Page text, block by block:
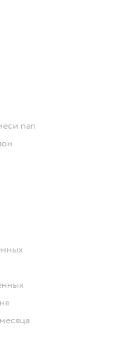
nan